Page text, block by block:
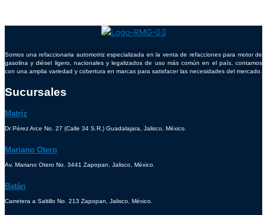
Somos una refaccionaria automotriz especializada en la venta de refacciones para motor de
gasolina y diésel ligero, nacionales y legalizados de uso más común en el país, contamos
con una amplia variedad y cobertura en marcas para satisfacer las necesidades del mercado.
Sucursales
Matríz
Dr Pérez Arce No. 27 (Calle 34 S.R.) Guadalajara, Jalisco, México.
Mariano Otero
Av. Mariano Otero No. 3441 Zapopan, Jalisco, México.
Batán
Carretera a Saltillo No. 213 Zapopan, Jalisco, México.